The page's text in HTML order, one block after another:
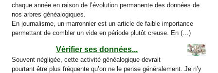
chaque année en raison de l’évolution permanente des données de
nos arbres généalogiques.
En journalisme, un marronnier est un article de faible importance
permettant de combler un vide en période plutôt creuse. En (…)
Vérifier ses données...
Souvent négligée, cette activité généalogique devrait
pourtant être plus fréquente qu’on ne le pense généralement. Je n’y